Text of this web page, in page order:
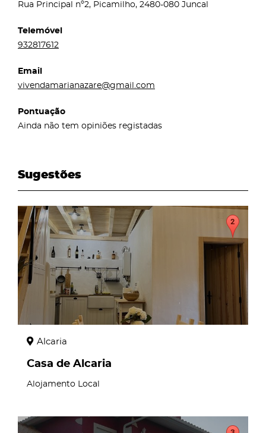
Rua Principal nº2, Picamilho, 2480-080 Juncal
Telemóvel
932817612
Email
vivendamarianazare@gmail.com
Pontuação
Ainda não tem opiniões registadas
Sugestões
page
Alcaria
Casa de Alcaria
Alojamento Local
page